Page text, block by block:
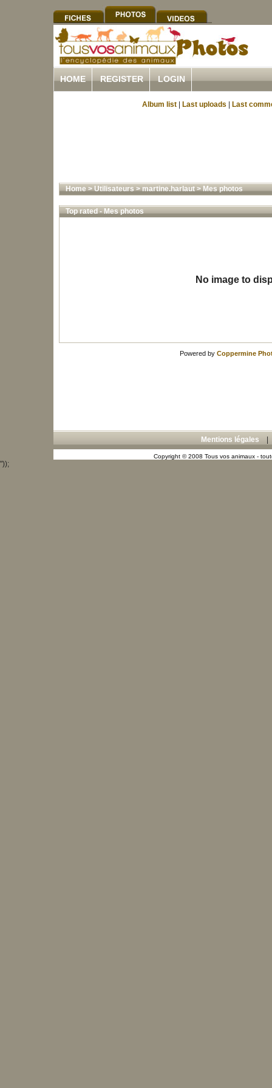
HOME REGISTER LOGIN
Album list Last uploads Last
Home>Utilisateurs>martine.harlaut>Mes photos
Top rated - Mes photos
No image to
Powered by Coppermine
Mentions légales
Copyright © 2008 Tous vos animaux -
"));